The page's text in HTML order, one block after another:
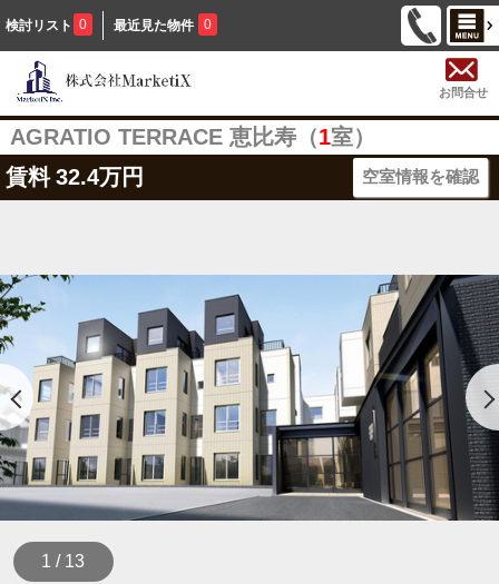
検討リスト 0 最近見た物件 0
お問合せ
AGRATIO TERRACE 恵比寿（1室）
賃料 32.4万円 空室情報を確認
1 / 13